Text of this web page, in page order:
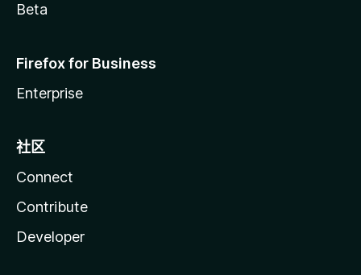
Beta
Firefox for Business
Enterprise
社区
Connect
Contribute
Developer